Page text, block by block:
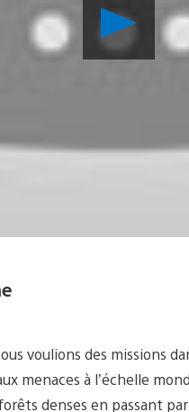
Lancer
la
vidéo
voulions des missions
menaces à l’échelle
denses en passant